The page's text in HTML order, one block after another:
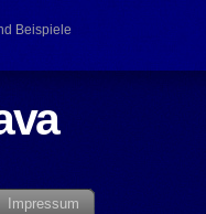
Beispiele
Impressum